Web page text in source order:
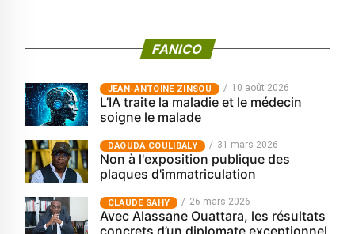
FANICO
JEAN-ANTOINE ZINSOU 10 août 2026
L’IA traite la maladie et le médecin
soigne le malade
‎DAOUDA COULIBALY 31 mars 2026
Non à l'exposition publique des
plaques d'immatriculation
CLAUDE SAHY 26 mars 2026
Avec Alassane Ouattara, les résultats